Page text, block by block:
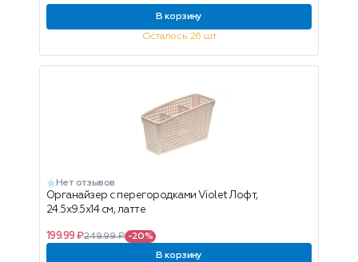
В корзину
Осталось 26 шт
Нет отзывов
Органайзер с перегородками Violet Лофт,
24.5х9.5х14 см, латте
199.99 ₽249.99 ₽ -20%
В корзину